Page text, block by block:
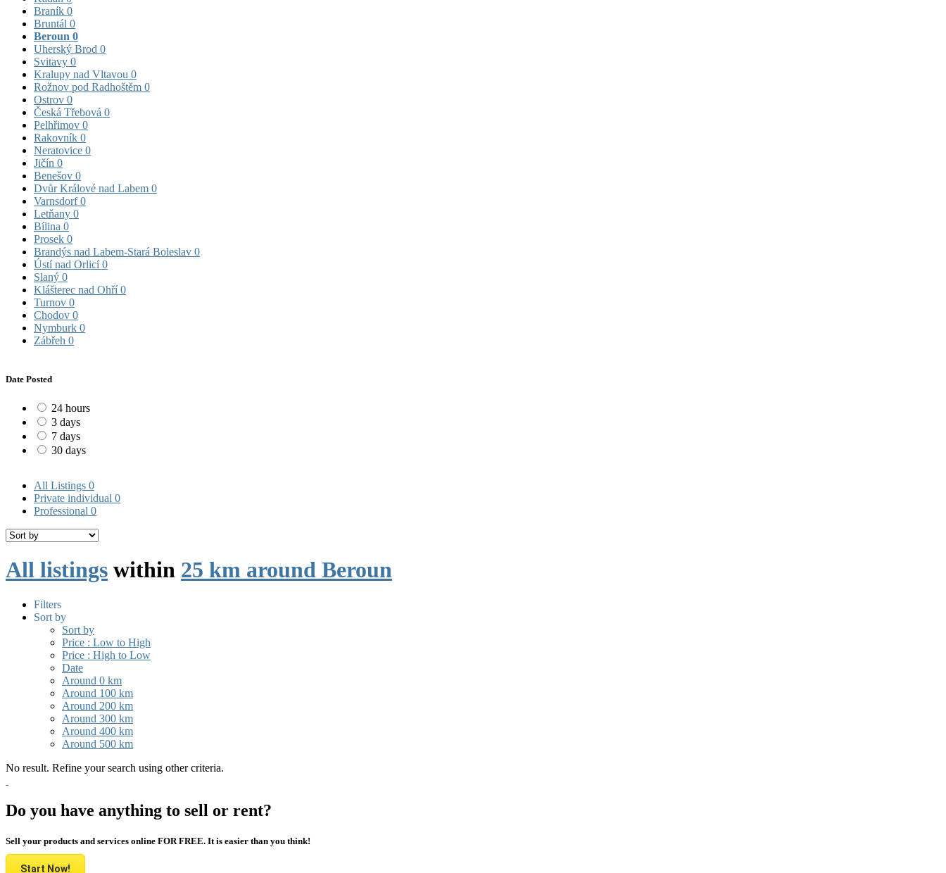
Braník 0
Bruntál 0
Beroun 0
Uherský Brod 0
Svitavy 0
Kralupy nad Vltavou 0
Rožnov pod Radhoštěm 0
Ostrov 0
Česká Třebová 0
Pelhřimov 0
Rakovník 0
Neratovice 0
Jičín 0
Benešov 0
Dvůr Králové nad Labem 0
Varnsdorf0
Letňany 0
Bílina 0
Prosek 0
Brandýs nad Labem-Stará Boleslav 0
Ústí nad Orlicí0
Slaný 0
Klášterec nad Ohří0
Turnov 0
Chodov 0
Nymburk 0
Zábřeh 0
Date Posted
24 hours
3 days
7 days
30 days
All Listings 0
Private individual 0
Professional 0
All listings within 25 km around Beroun
Filters
Sort by
Sort by
Price : Low to High
Price : High to Low
Date
Around 0 km
Around 100 km
Around 200 km
Around 300 km
Around 400 km
Around 500 km
No result. Refine your search using other criteria.
Do you have anything to sell or rent?
Sell your products and services online FOR FREE. It is easier than you think!
Start Now!